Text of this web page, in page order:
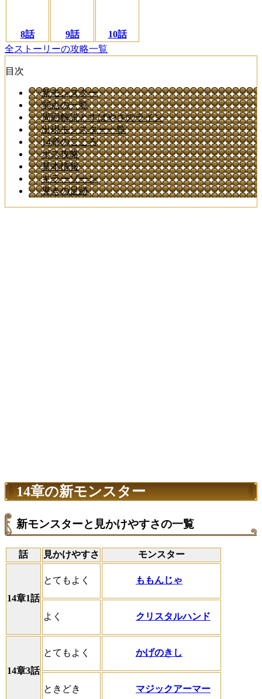
8話 9話
10話
全ストーリーの攻略一覧
目次
新モンスター
弱点の一覧
周回解説とすばやさのライン
出現モンスター一覧
14章のこころ
ボス攻略
基本情報
キラーゾーン
導きの足跡
14章の新モンスター
新モンスターと見かけやすさの一覧
話 見かけやすさ モンスター
14章1話
とてもよく ももんじゃ
よく クリスタルハンド
14章3話
とてもよく かげのきし
ときどき マジックアーマー